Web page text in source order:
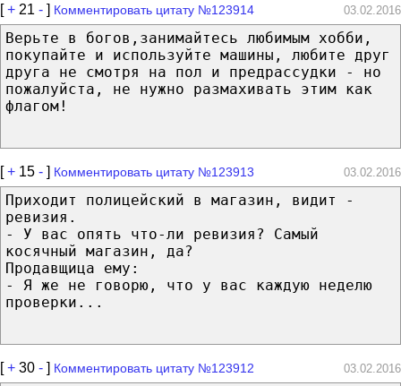
[+ 21 - ] Комментировать цитату №123914 03.02.2016
Верьте в богов,занимайтесь любимым хобби,
покупайте и используйте машины, любите друг
друга не смотря на пол и предрассудки - но
пожалуйста, не нужно размахивать этим как
флагом!
[+ 15 - ] Комментировать цитату №123913 03.02.2016
Приходит полицейский в магазин, видит -
ревизия.
- У вас опять что-ли ревизия? Самый
косячный магазин, да?
Продавщица ему:
- Я же не говорю, что у вас каждую неделю
проверки...
[+ 30 - ] Комментировать цитату №123912 03.02.2016